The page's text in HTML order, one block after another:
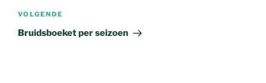
VOLGENDE
Bruidsboeket per seizoen